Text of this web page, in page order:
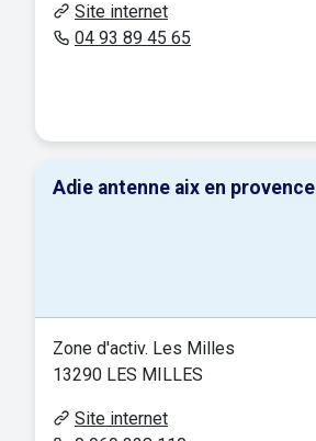
Site internet
04 93 89 45 65
Adie antenne aix en provence
Zone d'activ. Les Milles
13290 LES MILLES
Site internet